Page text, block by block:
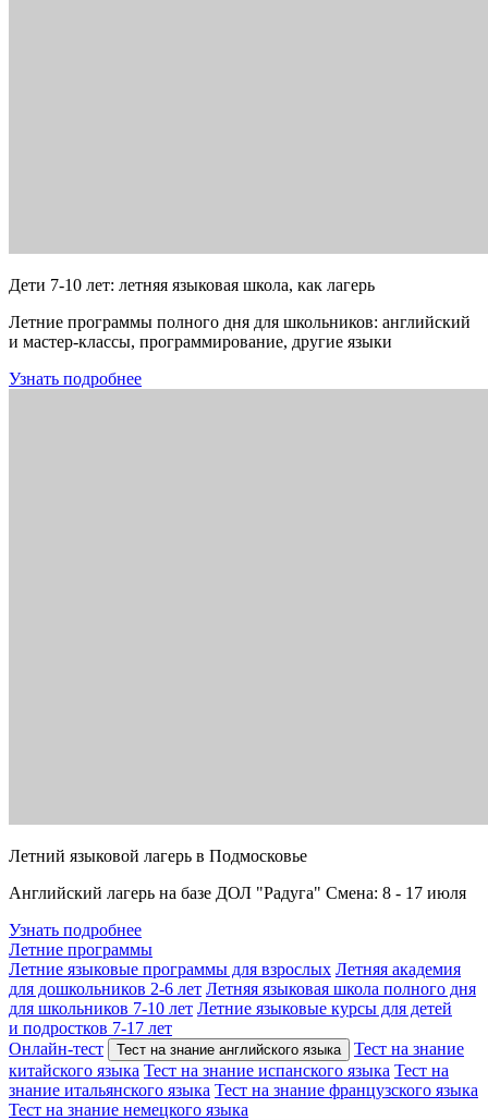
Дети 7-10 лет: летняя языковая школа, как лагерь
Летние программы полного дня для школьников: английский
и мастер-классы, программирование, другие языки
Узнать подробнее
Летний языковой лагерь в Подмосковье
Английский лагерь на базе ДОЛ "Радуга" Смена: 8 - 17 июля
Узнать подробнее
Летние программы
Летние языковые программы для взрослых Летняя академия
для дошкольников 2-6 лет Летняя языковая школа полного дня
для школьников 7-10 лет Летние языковые курсы для детей
и подростков 7-17 лет
Онлайн-тест
Тест на знание английского языка
Тест на знание
китайского языка Тест на знание испанского языка Тест на
знание итальянского языка Тест на знание французского языка
Тест на знание немецкого языка